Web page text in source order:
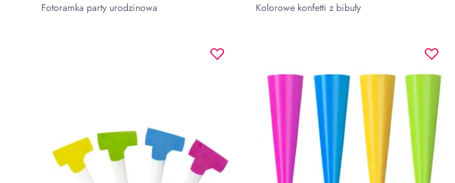
Fotoramka party urodzinowa Kolorowe konfetti z bibuły